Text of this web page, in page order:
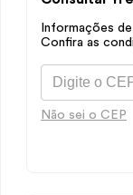
Informações
Confira as
Não sei o CEP